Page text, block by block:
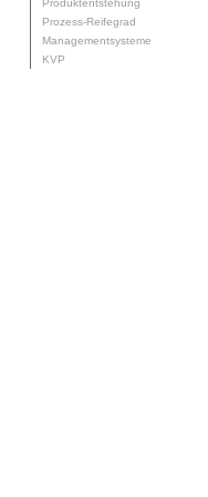
Produktentstehung
Prozess-Reifegrad
Managementsysteme
KVP